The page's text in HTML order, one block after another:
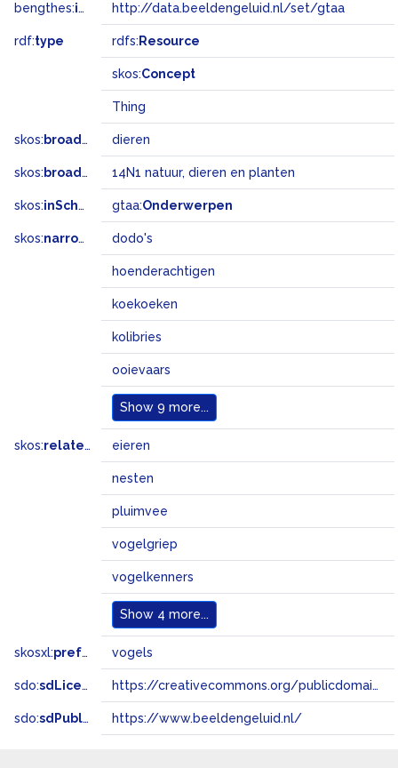
bengthes:inSet http://data.beeldengeluid.nl/set/gtaa
rdf:type rdfs: Resource
skos:Concept
Thing
skos: broader dieren
skos: broadMatch 14N1 natuur, dieren en planten
skos:inScheme gtaa:Onderwerpen
skos:narrower dodo's
hoenderachtigen
koekoeken
kolibries
ooievaars
Show 9 more...
skos:related eieren
nesten
pluimvee
vogelgriep
vogelkenners
Show 4 more...
skosxl:prefLabel vogels
sdo:sdLicense https://creativecommons.org/publicdomain/zero/1.0/
sdo:sdPublisher https://www.beeldengeluid.nl/